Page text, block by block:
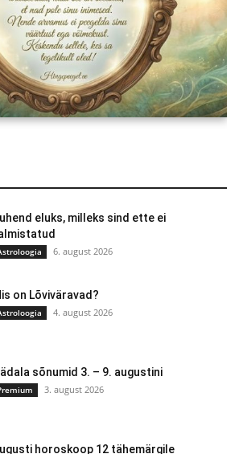
eluks, milleks sind ette ei
6. august 2026
on Lõviväravad?
4. august 2026
sõnumid 3. – 9. augustini
3. august 2026
horoskoop 12 tähemärgile